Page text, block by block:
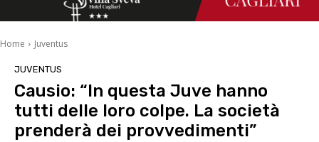
Home Juventus
JUVENTUS
Causio: “In questa Juve hanno
tutti delle loro colpe. La società
prenderà dei provvedimenti”